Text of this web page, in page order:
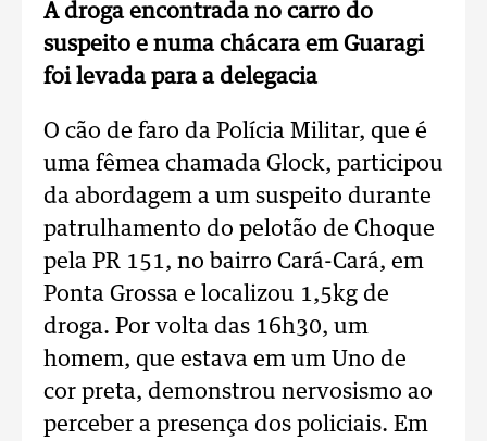
A droga encontrada no carro do
suspeito e numa chácara em Guaragi
foi levada para a delegacia
O cão de faro da Polícia Militar, que é
uma fêmea chamada Glock, participou
da abordagem a um suspeito durante
patrulhamento do pelotão de Choque
pela PR 151, no bairro Cará-Cará, em
Ponta Grossa e localizou 1,5kg de
droga. Por volta das 16h30, um
homem, que estava em um Uno de
cor preta, demonstrou nervosismo ao
perceber a presença dos policiais. Em